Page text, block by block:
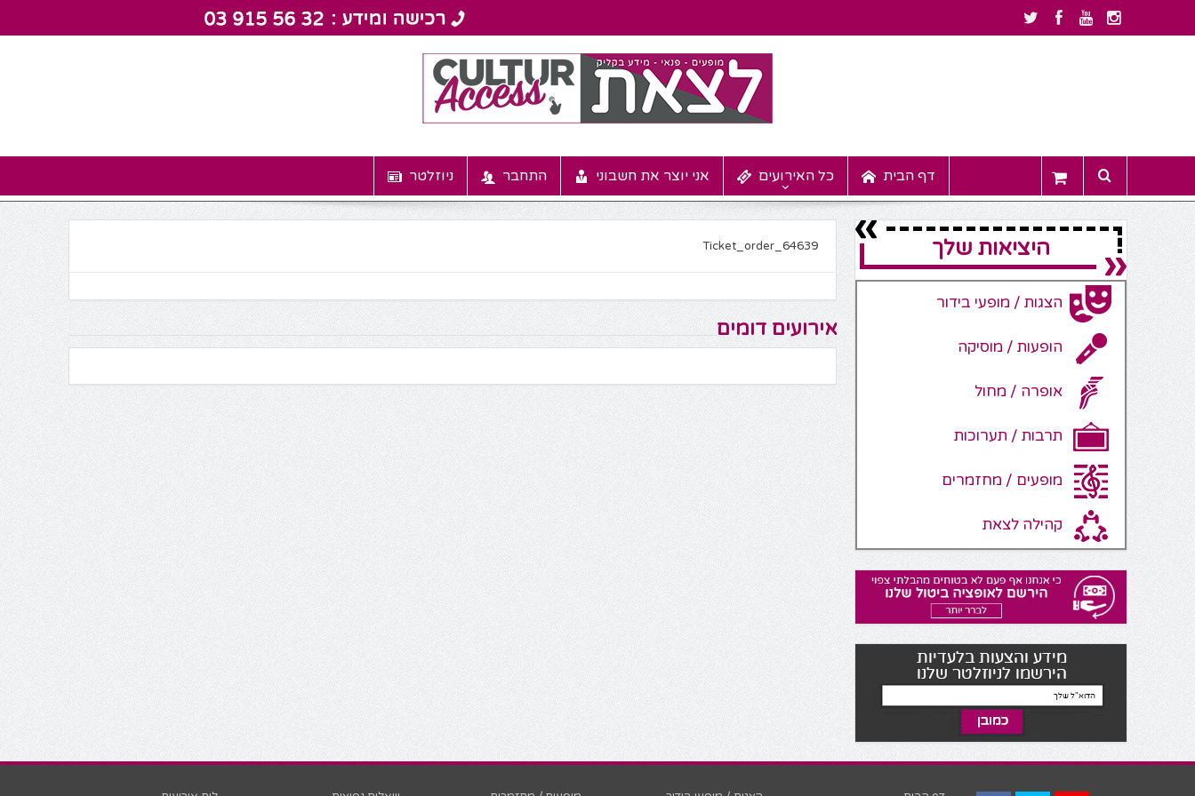
ניוזלטר התחבר אני יוצר את חשבוני כל האירועים דף הבית
Ticket_order_64639
אירועים דומים
היציאות שלך
הצגות / מופעי בידור
הופעות / מוסיקה
אופרה / מחול
תרבות / תערוכות
מופעים / מחזמרים
קהילה לצאת